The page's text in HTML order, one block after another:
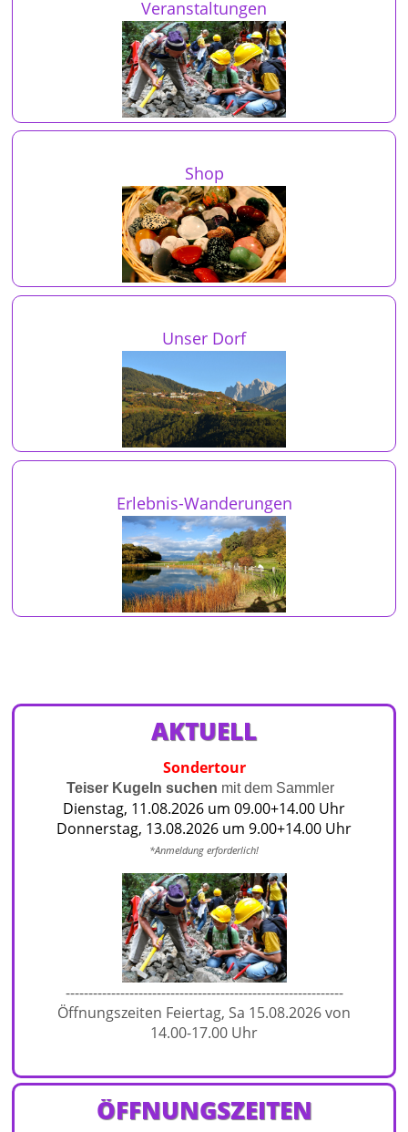
Veranstaltungen
Shop
Unser Dorf
Erlebnis-Wanderungen
AKTUELL
Sondertour
Teiser Kugeln suchen mit dem Sammler
Dienstag, 11.08.2026 um 09.00+14.00 Uhr
Donnerstag, 13.08.2026 um 9.00+14.00 Uhr
*Anmeldung erforderlich!
-------------------------------------------------------------
Öffnungszeiten Feiertag, Sa 15.08.2026 von
14.00-17.00 Uhr
ÖFFNUNGSZEITEN